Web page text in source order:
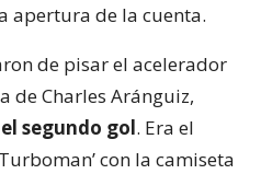
apertura de la cuenta.
de pisar el acelerador
de Charles Aránguiz,
segundo gol. Era el
con la camiseta